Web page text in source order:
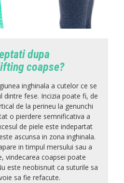
dupa
coapse?
inghinala a cutelor ce se
dintre fese. Incizia poate fi, de
de la perineu la genunchi
o pierdere semnificativa a
de piele este indepartat
ascunsa in zona inghinala.
in timpul mersului sau a
vindecarea coapsei poate
este neobisnuit ca suturile sa
sa fie refacute.